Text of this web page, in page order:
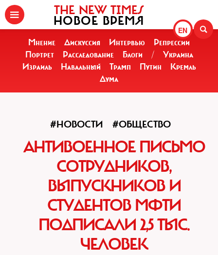
EN
THE NEW TIMES
НОВОЕ ВРЕМЯ
Мнение Дискуссия Интервью
Репрессии
Портрет
Расследование Блоги /
Украина
Израиль
Навальный Трамп Путин
Кремль
Дума
#НОВОСТИ #ОБЩЕСТВО
АНТИВОЕННОЕ ПИСЬМО
СОТРУДНИКОВ,
ВЫПУСКНИКОВ И
СТУДЕНТОВ МФТИ
ПОДПИСАЛИ 2,5 ТЫС.
ЧЕЛОВЕК